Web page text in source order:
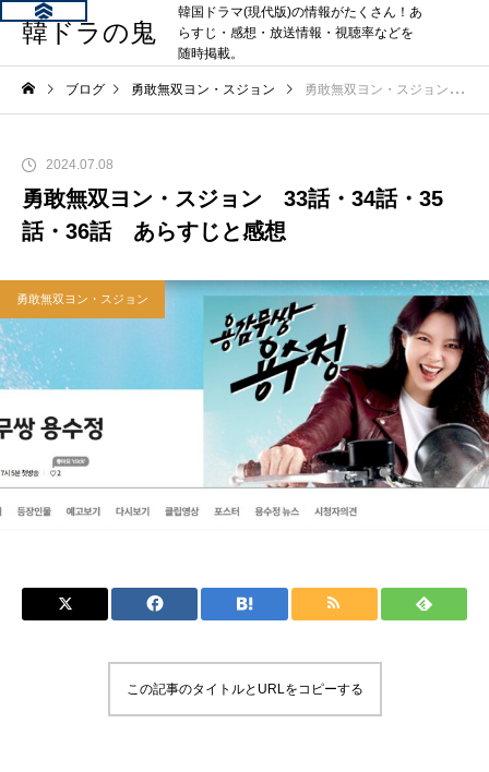
韓ドラの鬼
韓国ドラマ(現代版)の情報がたくさん！あ
らすじ・感想・放送情報・視聴率などを
随時掲載。
ブログ 勇敢無双ヨン・スジョン 勇敢無双ヨン・スジョン 33話・34話・35話・36話 あらすじと感想
2024.07.08
勇敢無双ヨン・スジョン 33話・34話・35
話・36話 あらすじと感想
勇敢無双ヨン・スジョン
この記事のタイトルとURLをコピーする